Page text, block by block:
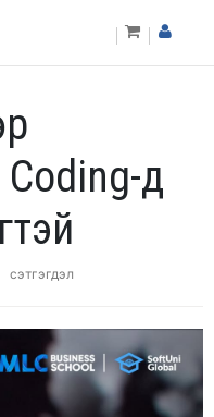
д
сэтгэгдэл